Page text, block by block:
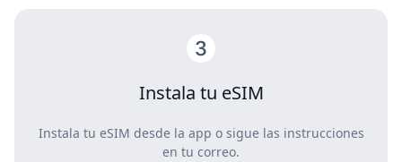
Instala tu eSIM
Instala tu eSIM desde la app o sigue las instrucciones
en tu correo.